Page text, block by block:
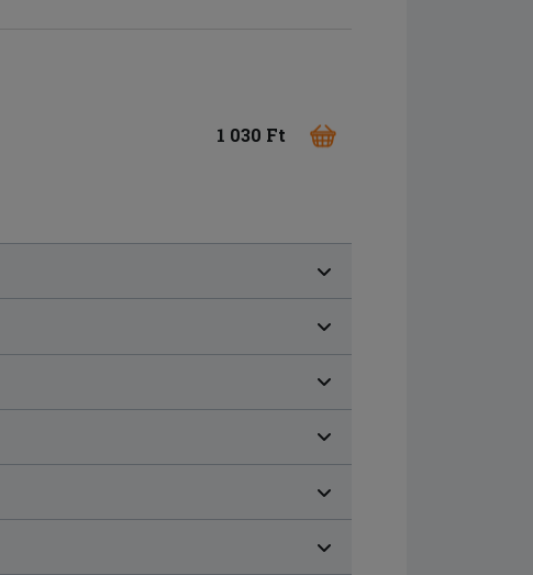
1 030 Ft